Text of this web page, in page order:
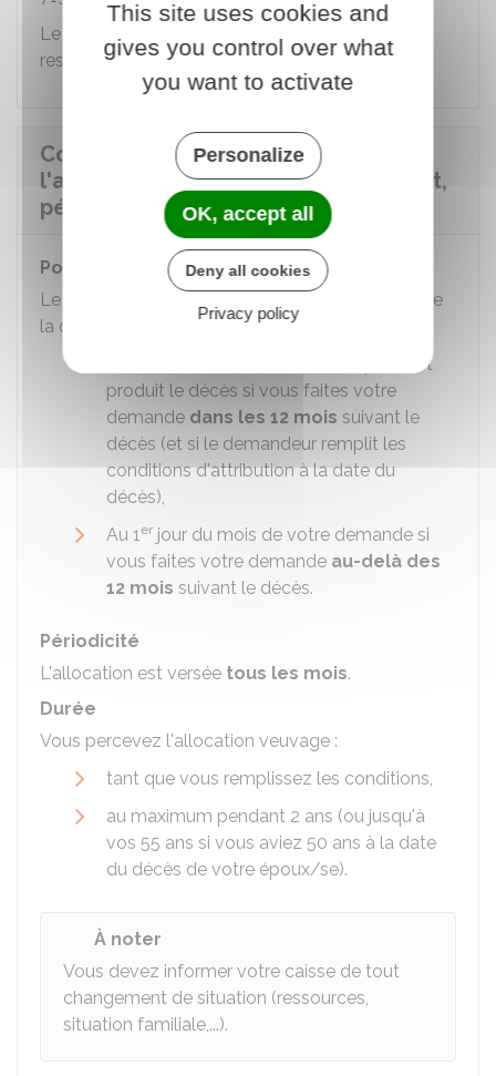
Le montant peut être réduit en fonction de vos
ressources.
Comment se passe le versement de
l'allocation veuvage (point de départ,
périodicité, durée) ?
Point de départ
Le point de départ de votre allocation dépend de
la date à laquelle vous en faites la demande :
jour du mois au cours duquel s'est
produit le décès si vous faites votre
demande dans les 12 mois suivant le
décès (et si le demandeur remplit les
conditions d'attribution à la date du
décès),
Au 1er jour du mois de votre demande si
vous faites votre demande au-delà des
12 mois suivant le décès.
Périodicité
L'allocation est versée tous les mois.
Durée
Vous percevez l'allocation veuvage :
tant que vous remplissez les conditions,
au maximum pendant 2 ans (ou jusqu'à
vos 55 ans si vous aviez 50 ans à la date
du décès de votre époux/se).
À noter
Vous devez informer votre caisse de tout
changement de situation (ressources,
situation familiale,...).
This site uses cookies and
gives you control over what
you want to activate
Personalize
OK, accept all
Deny all cookies
Privacy policy